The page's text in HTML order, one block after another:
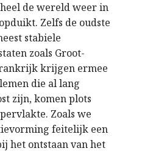
de wereld weer in
Zelfs de oudste
stabiele
zoals Groot-
krijgen ermee
die al lang
zijn, komen plots
Zoals we
feitelijk een
het ontstaan van het